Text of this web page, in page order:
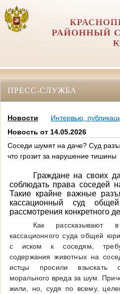
РАЙОННЫЙ
ПРЕСС-СЛУЖБА
Новости
Интервью,
Новость от 14.05.2026
Соседи шумят на даче? Суд
что грозит за нарушение тишины
Граждане на своих
соблюдать права соседей
Такие крайне важные
кассационный суд
рассмотрения конкретного
Как рассказывают
кассационного суда общей
с иском к соседям,
содержания животных на
истцы просили взыскать
морального вреда за шум.
жили, но, судя по всему,